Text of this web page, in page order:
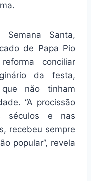
Santa,
de Papa Pio
conciliar
da festa,
não tinham
“A procissão
séculos e nas
recebeu sempre
popular”, revela